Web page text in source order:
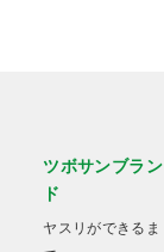
ツボサンブラン
ド
ヤスリができるま